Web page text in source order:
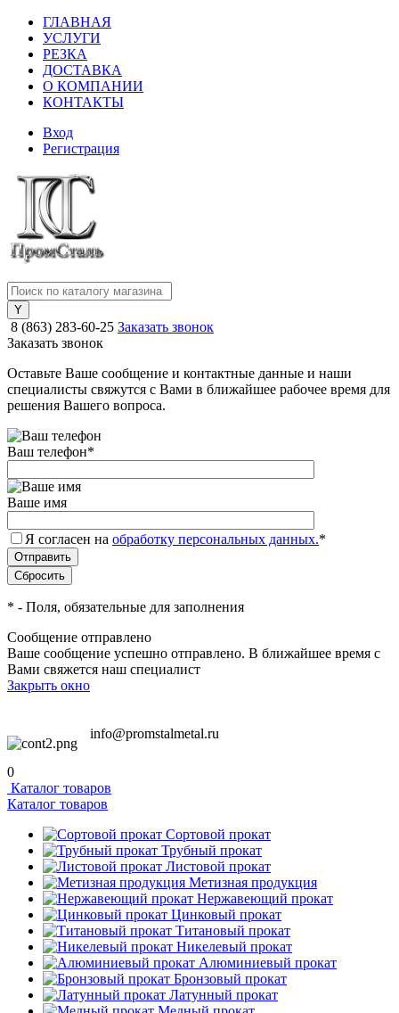
ГЛАВНАЯ
УСЛУГИ
РЕЗКА
ДОСТАВКА
О КОМПАНИИ
КОНТАКТЫ
Вход
Регистрация
8 (863) 283-60-25 Заказать звонок
Заказать звонок
Оставьте Ваше сообщение и контактные данные и наши
специалисты свяжутся с Вами в ближайшее рабочее время для
решения Вашего вопроса.
Ваш телефон*
Ваше имя
Я согласен на обработку персональных данных.*
* - Поля, обязательные для заполнения
Сообщение отправлено
Ваше сообщение успешно отправлено. В ближайшее время с
Вами свяжется наш специалист
Закрыть окно
info@promstalmetal.ru
0
Каталог товаров
Каталог товаров
Сортовой прокат
Трубный прокат
Листовой прокат
Метизная продукция
Нержавеющий прокат
Цинковый прокат
Титановый прокат
Никелевый прокат
Алюминиевый прокат
Бронзовый прокат
Латунный прокат